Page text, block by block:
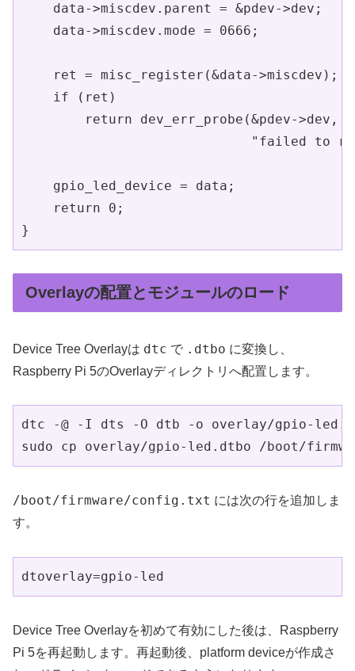
    data->miscdev.parent = &pdev->dev;
    data->miscdev.mode = 0666;
    ret = misc_register(&data->miscdev);
    if (ret)
return dev_err_probe(&pdev->dev,
"failed to
    gpio_led_device = data;
    return 0;
}
Overlayの配置とモジュールのロード
Device Tree Overlayは dtc で .dtbo に変換し、
Raspberry Pi 5のOverlayディレクトリへ配置します。
dtc -@ -I dts -O dtb -o overlay/gpio-
sudo cp overlay/gpio-led.dtbo /boot/
/boot/firmware/config.txt には次の行を追加しま
す。
dtoverlay=gpio-led
Device Tree Overlayを初めて有効にした後は、Raspberry
Pi 5を再起動します。再起動後、platform deviceが作成さ